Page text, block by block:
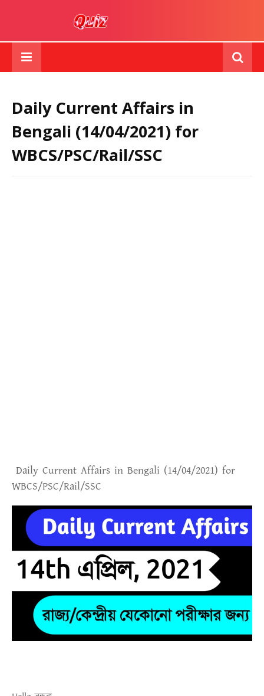
Daily Current Affairs in
Bengali (14/04/2021) for
WBCS/PSC/Rail/SSC
Daily Current Affairs in Bengali (14/04/2021) for
WBCS/PSC/Rail/SSC